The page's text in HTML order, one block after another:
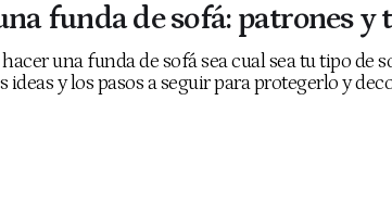
funda de sofá: patrones y
una funda de sofá sea cual sea tu tipo de
ideas y los pasos a seguir para protegerlo y